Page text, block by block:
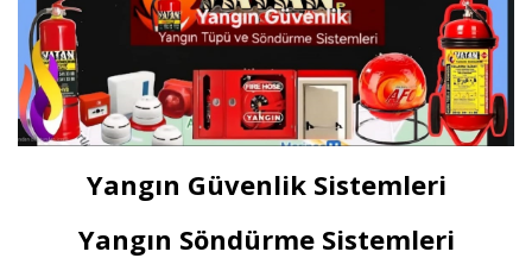
Yangın Güvenlik Sistemleri
Yangın Söndürme Sistemleri